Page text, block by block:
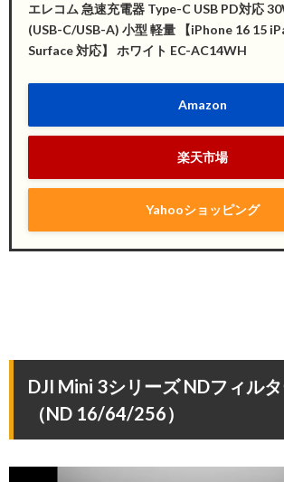
エレコム 急速充電器 Type-C USB PD対応
(USB-C/USB-A) 小型 軽量 【iPhone 16 15
Surface 対応】 ホワイト EC-AC14WH
Amazon
楽天市場
Yahooショッピング
DJI Mini 3シリーズ NDフィル
（ND 16/64/256）